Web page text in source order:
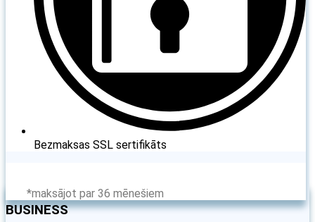
Bezmaksas SSL sertifikāts
*maksājot par 36 mēnešiem
BUSINESS